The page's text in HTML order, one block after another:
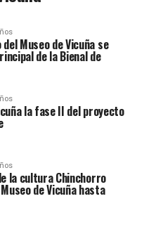
Museo de Vicuña se
de la Bienal de
la fase II del proyecto
la cultura Chinchorro
de Vicuña hasta